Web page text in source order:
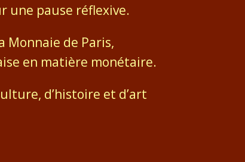
une pause réflexive.
Monnaie de Paris,
en matière monétaire.
d’histoire et d’art